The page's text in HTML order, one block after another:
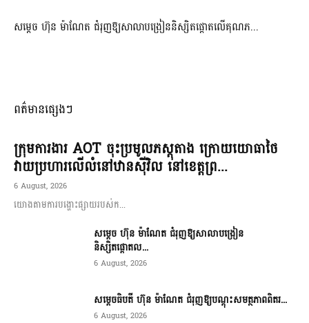
សម្តេច ហ៊ុន ម៉ាណែត ជំរុញឱ្យសាលាបង្រៀននិស្សិតផ្តោតលើគុណភ...
ពត៌មានផ្សេងៗ
ក្រុមការងារ AOT ចុះប្រមូលភស្តុតាង ក្រោយយោធាថៃ
វាយប្រហារលើលំនៅឋានស៊ីវិល នៅខេត្តព្រ...
6 August, 2026
យោងតាមការបង្ហោះផ្សាយរបស់ក...
សម្តេច ហ៊ុន ម៉ាណែត ជំរុញឱ្យសាលាបង្រៀន
និស្សិតផ្តោតល...
6 August, 2026
សម្តេចធិបតី ហ៊ុន ម៉ាណែត ជំរុញឱ្យបណ្តុះសមត្ថភាពពិតរ...
6 August, 2026